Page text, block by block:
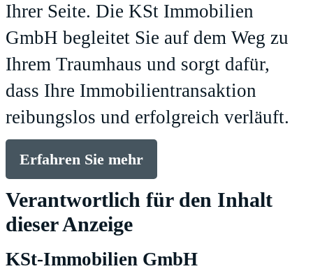
Ihrer Seite. Die KSt Immobilien
GmbH begleitet Sie auf dem Weg zu
Ihrem Traumhaus und sorgt dafür,
dass Ihre Immobilientransaktion
reibungslos und erfolgreich verläuft.
Erfahren Sie mehr
Verantwortlich für den Inhalt
dieser Anzeige
KSt-Immobilien GmbH